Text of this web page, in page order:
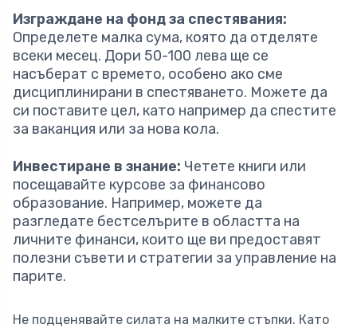
Изграждане на фонд за спестявания:
Определете малка сума, която да отделяте
всеки месец. Дори 50-100 лева ще се
насъберат с времето, особено ако сме
дисциплинирани в спестяването. Можете да
си поставите цел, като например да спестите
за ваканция или за нова кола.
Инвестиране в знание: Четете книги или
посещавайте курсове за финансово
образование. Например, можете да
разгледате бестселърите в областта на
личните финанси, които ще ви предоставят
полезни съвети и стратегии за управление на
парите.
Не подценявайте силата на малките стъпки. Като